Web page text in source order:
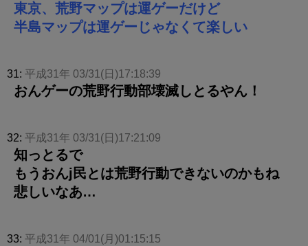
東京、荒野マップは運ゲーだけど
半島マップは運ゲーじゃなくて楽しい
31: 平成31年 03/31(日)17:18:39
おんゲーの荒野行動部壊滅しとるやん！
32: 平成31年 03/31(日)17:21:09
知っとるで
もうおんj民とは荒野行動できないのかもね
悲しいなあ…
33: 平成31年 04/01(月)01:15:15